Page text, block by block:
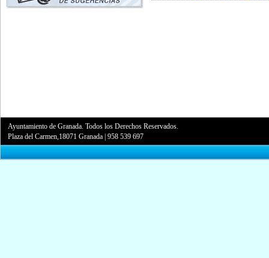
Ayuntamiento de Granada. Todos los Derechos Reservados.
Plaza del Carmen,18071 Granada |958 539 697